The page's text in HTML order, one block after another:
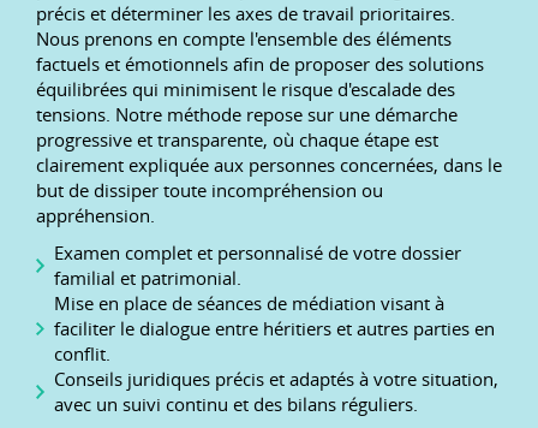
précis et déterminer les axes de travail prioritaires.
Nous prenons en compte l'ensemble des éléments
factuels et émotionnels afin de proposer des solutions
équilibrées qui minimisent le risque d'escalade des
tensions. Notre méthode repose sur une démarche
progressive et transparente, où chaque étape est
clairement expliquée aux personnes concernées, dans le
but de dissiper toute incompréhension ou
appréhension.
Examen complet et personnalisé de votre dossier
familial et patrimonial.
Mise en place de séances de médiation visant à
faciliter le dialogue entre héritiers et autres parties en
conflit.
Conseils juridiques précis et adaptés à votre situation,
avec un suivi continu et des bilans réguliers.